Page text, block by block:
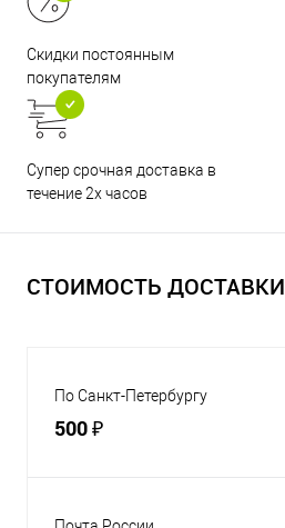
Скидки постоянным
покупателям
Супер срочная доставка в
течение 2х часов
СТОИМОСТЬ ДОСТАВКИ
По Санкт-Петербургу
500 ₽